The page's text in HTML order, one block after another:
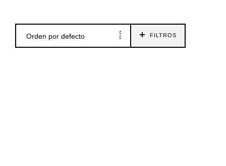
Orden por defecto FILTROS